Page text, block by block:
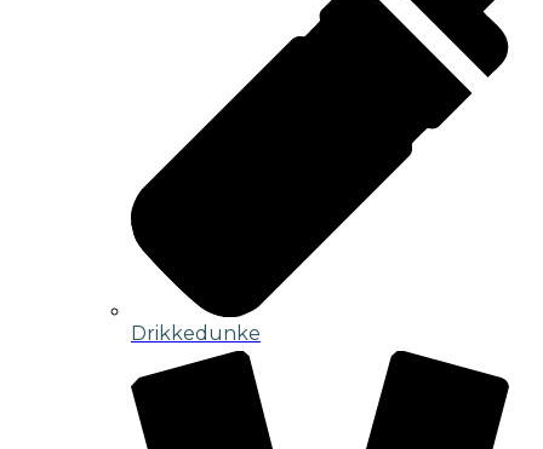
Drikkedunke